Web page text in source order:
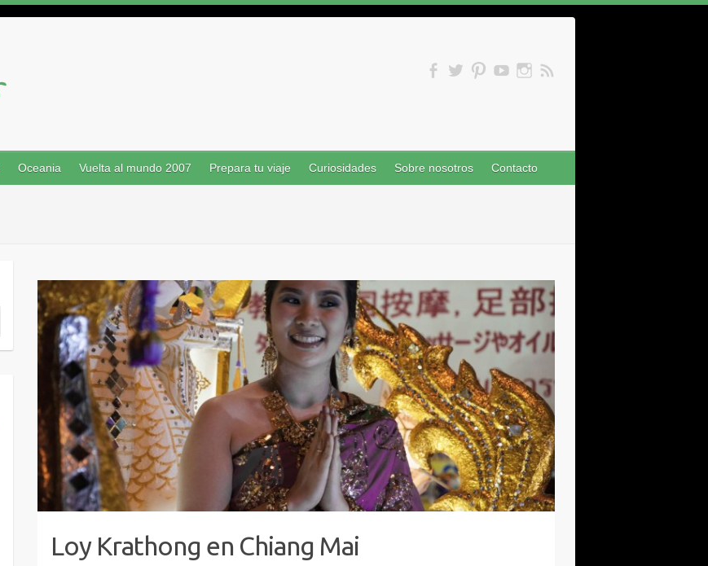
Oceania Vuelta al mundo 2007 Prepara tu viaje Curiosidades Sobre nosotros Contacto
Loy Krathong en Chiang Mai